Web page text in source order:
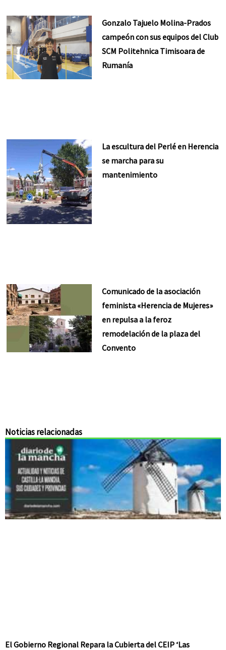
Gonzalo Tajuelo Molina-Prados
campeón con sus equipos del Club
SCM Politehnica Timisoara de
Rumanía
La escultura del Perlé en Herencia
se marcha para su
mantenimiento
Comunicado de la asociación
feminista «Herencia de Mujeres»
en repulsa a la feroz
remodelación de la plaza del
Convento
Noticias relacionadas
El Gobierno Regional Repara la Cubierta del CEIP ‘Las